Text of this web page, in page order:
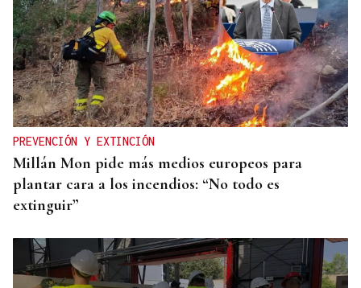
PREVENCIÓN Y EXTINCIÓN
Millán Mon pide más medios europeos para
plantar cara a los incendios: “No todo es
extinguir”